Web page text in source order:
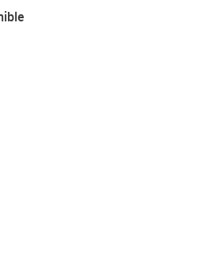
qui sont parfaits pour garder des objets